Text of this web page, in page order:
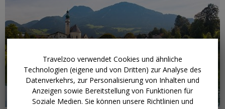
Travelzoo verwendet Cookies und ähnliche
Technologien (eigene und von Dritten) zur Analyse des
Datenverkehrs, zur Personalisierung von Inhalten und
Anzeigen sowie Bereitstellung von Funktionen für
Soziale Medien. Sie können unsere Richtlinien und